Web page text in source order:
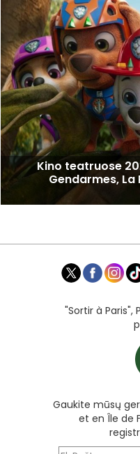
Kino teatruose
Gendarmes, La
"Sortir à Paris",
Gaukite mūsų
et en Île de